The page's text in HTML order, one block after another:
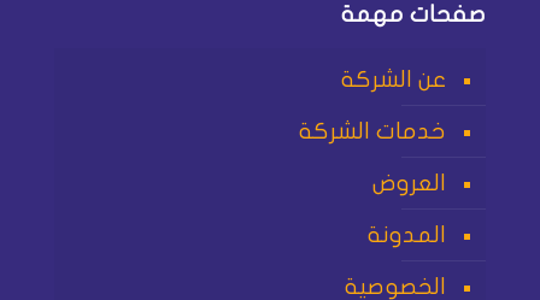
صفحات مهمة
عن الشركة
خدمات الشركة
العروض
المدونة
الخصوصية